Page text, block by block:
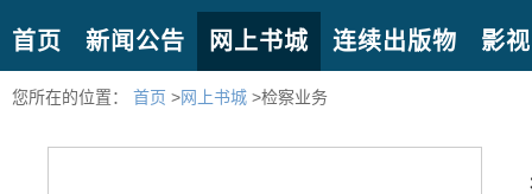
首页 新闻公告 网上书城 连续出版物 影
您所在的位置： 首页 >网上书城 >检察业务